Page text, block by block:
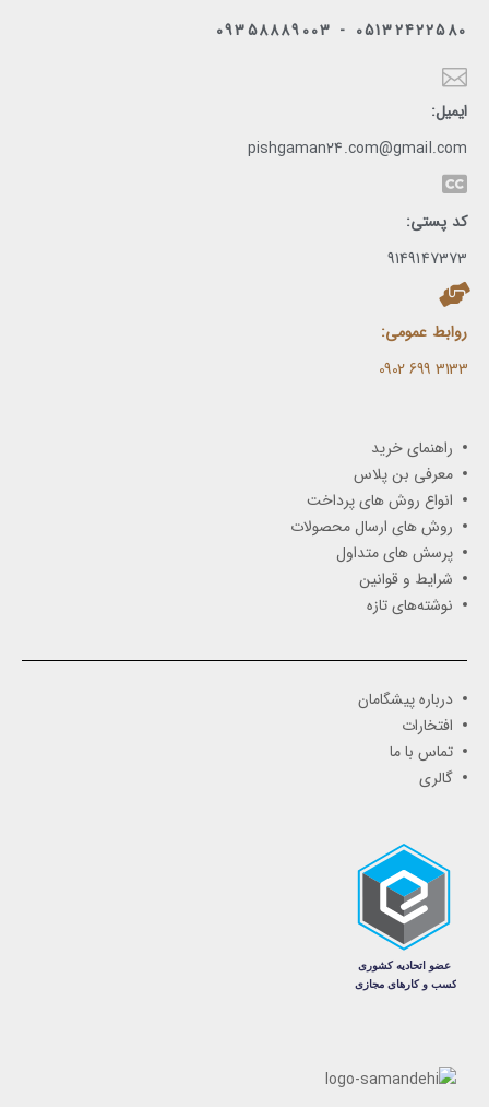
05132422580 - 09358889003
ایمیل:
pishgaman24.com@gmail.com
کد پستی:
9149147373
روابط عمومی:
3133 699 0902​
راهنمای خرید
معرفی بن پلاس
انواع روش های پرداخت
روش های ارسال محصولات
پرسش های متداول
شرایط و قوانین
نوشته‌های تازه
درباره پیشگامان
افتخارات
تماس با ما
گالری